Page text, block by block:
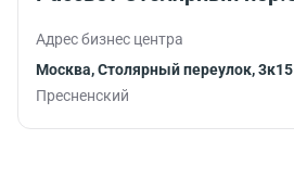
после
рабочего дня.
Адрес бизнес центра
Москва, Столярный переулок, 3к15
Пресненский